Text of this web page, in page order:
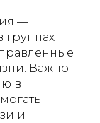
—
группах
Важно
в
и